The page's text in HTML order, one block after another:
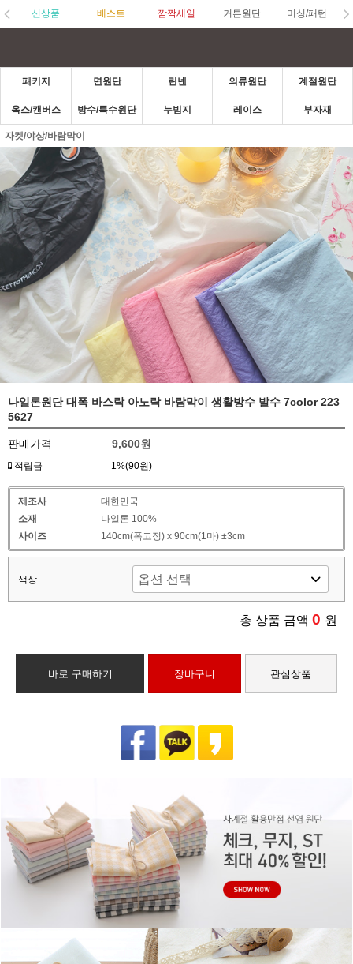
신상품 베스트 깜짝세일 커튼원단 미싱/패턴
패키지 면원단 린넨 의류원단 계절원단
옥스/캔버스 방수/특수원단 누빔지 레이스 부자재
자켓/야상/바람막이
나일론원단 대폭 바스락 아노락 바람막이 생활방수 발수 7color 223
5627
판매가격 9,600원
적립금 1%(90원)
제조사
대한민국
소재
나일론 100%
사이즈
140cm(폭고정) x 90cm(1마) ±3cm
색상
총 상품 금액 0 원
바로 구매하기 장바구니 관심상품